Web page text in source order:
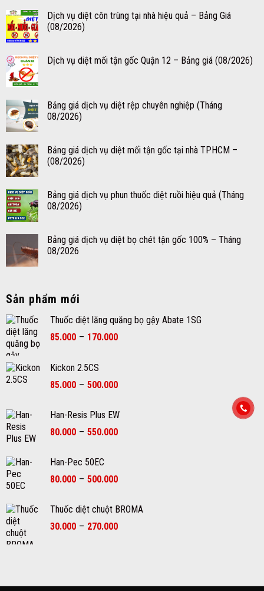
Dịch vụ diệt côn trùng tại nhà hiệu quả – Bảng Giá
(08/2026)
Dịch vụ diệt mối tận gốc Quận 12 – Bảng giá (08/2026)
Bảng giá dịch vụ diệt rệp chuyên nghiệp (Tháng
08/2026)
Bảng giá dịch vụ diệt mối tận gốc tại nhà TPHCM –
(08/2026)
Bảng giá dịch vụ phun thuốc diệt ruồi hiệu quả (Tháng
08/2026)
Bảng giá dịch vụ diệt bọ chét tận gốc 100% – Tháng
08/2026
Sản phẩm mới
Thuốc diệt lăng quăng bọ gậy Abate 1SG
85.000 – 170.000Khoảng
đến
Kickon 2.5CS
85.000 – 500.000Khoảng
85.000₫
đến
Han-Resis Plus EW
80.000 – 550.000Khoảng
đến
Han-Pec 50EC
80.000 – 500.000Khoảng
80.000₫
đến
Thuốc diệt chuột BROMA
30.000 – 270.000Khoảng
270.000₫